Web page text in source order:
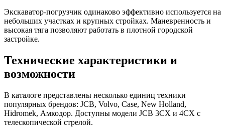
Экскаватор-погрузчик одинаково эффективно используется на
небольших участках и крупных стройках. Маневренность и
высокая тяга позволяют работать в плотной городской
застройке.
Технические характеристики и
возможности
В каталоге представлены несколько единиц техники
популярных брендов: JCB, Volvo, Case, New Holland,
Hidromek, Амкодор. Доступны модели JCB 3CX и 4CX с
телескопической стрелой.